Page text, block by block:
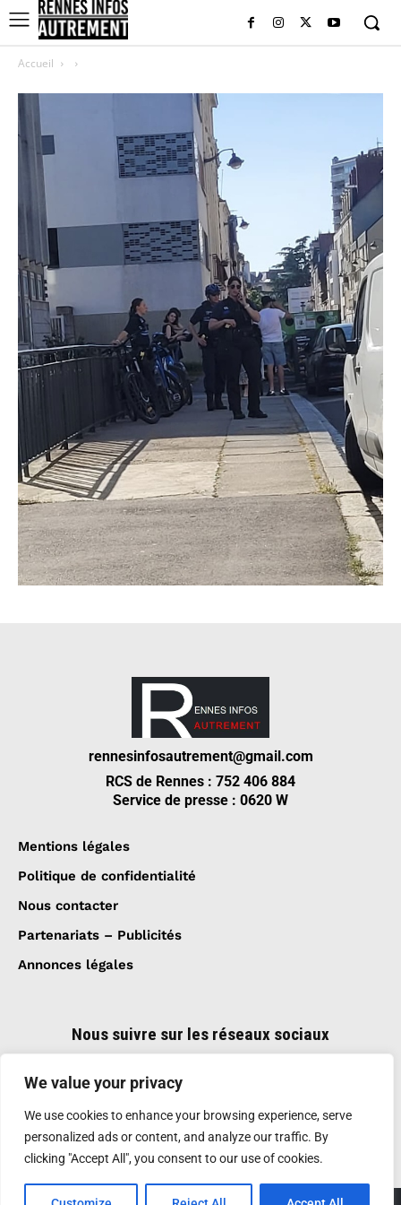
We value your privacy
We use cookies to enhance your browsing experience, serve
personalized ads or content, and analyze our traffic. By
clicking "Accept All", you consent to our use of cookies.
Accueil
rennesinfosautrement@gmail.com
RCS de Rennes : 752 406 884
Service de presse : 0620 W
Mentions légales
Politique de confidentialité
Nous contacter
Partenariats – Publicités
Annonces légales
Nous suivre sur les réseaux sociaux